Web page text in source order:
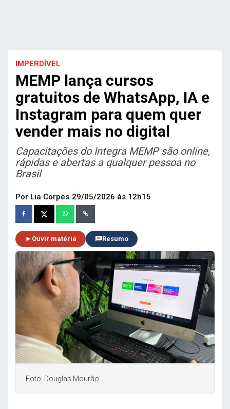
IMPERDÍVEL
MEMP lança cursos
gratuitos de WhatsApp, IA e
Instagram para quem quer
vender mais no digital
Capacitações do Integra MEMP são online,
rápidas e abertas a qualquer pessoa no
Brasil
Por Lia Corpes 29/05/2026 às 12h15
Ouvir matéria Resumo
Foto: Douglas Mourão